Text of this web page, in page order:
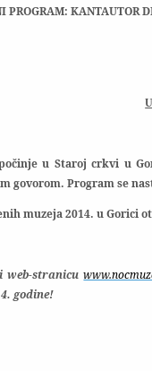
PROGRAM: KANTAUTOR
u Staroj crkvi u
govorom. Program se
muzeja 2014. u Gorici
web-stranicu
godine!